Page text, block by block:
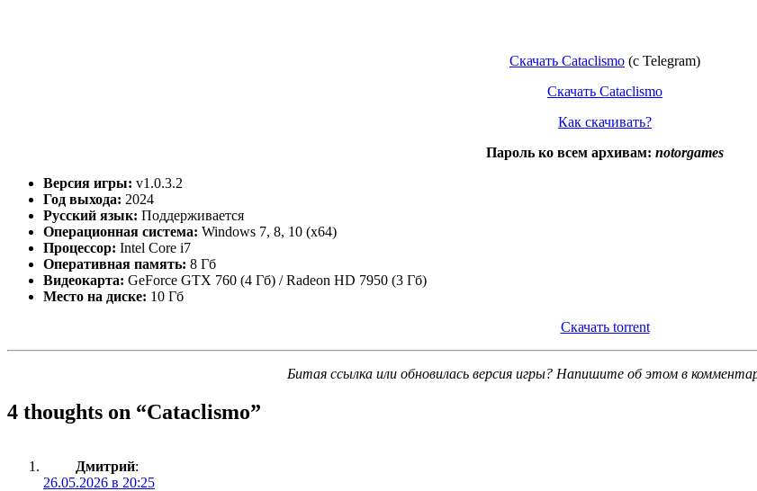
Скачать Cataclismo (c Telegram)
Скачать Cataclismo
Как скачивать?
Пароль ко всем архивам: notorgames
Версия игры: v1.0.3.2
Год выхода: 2024
Русский язык: Поддерживается
Операционная система: Windows 7, 8, 10 (x64)
Процессор: Intel Core i7
Оперативная память: 8 Гб
Видеокарта: GeForce GTX 760 (4 Гб) / Radeon HD 7950 (3 Гб)
Место на диске: 10 Гб
Скачать torrent
Битая ссылка или обновилась версия игры? Напишите об этом в
4 thoughts on “Cataclismo”
Дмитрий:
26.05.2026 в 20:25